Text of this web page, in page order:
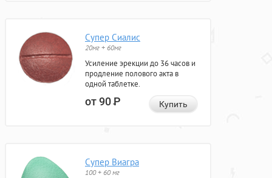
Супер Сиалис
20мг + 60мг
Усиление эрекции до 36 часов и
продление полового акта в
одной таблетке.
от 90Р Купить
Супер Виагра
100 + 60 мг